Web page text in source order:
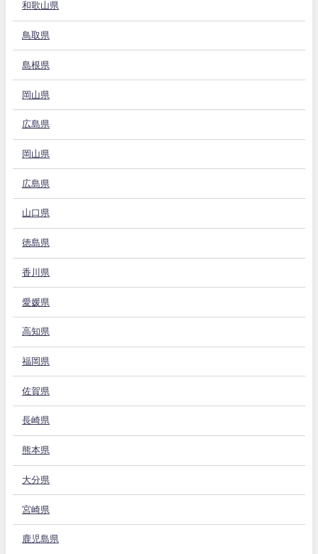
和歌山県
鳥取県
島根県
岡山県
広島県
岡山県
広島県
山口県
徳島県
香川県
愛媛県
高知県
福岡県
佐賀県
長崎県
熊本県
大分県
宮崎県
鹿児島県